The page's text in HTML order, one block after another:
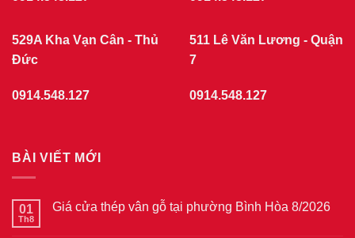
529A Kha Vạn Cân - Thủ
Đức
0914.548.127
511 Lê Văn Lương - Quận
7
0914.548.127
BÀI VIẾT MỚI
01
Th8
Giá cửa thép vân gỗ tại phường Bình Hòa 8/2026